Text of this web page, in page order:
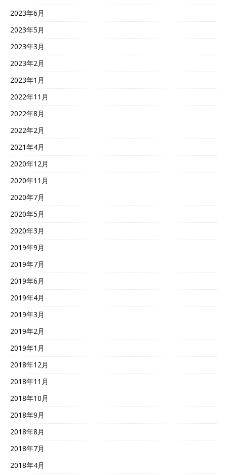
2023年6月
2023年5月
2023年3月
2023年2月
2023年1月
2022年11月
2022年8月
2022年2月
2021年4月
2020年12月
2020年11月
2020年7月
2020年5月
2020年3月
2019年9月
2019年7月
2019年6月
2019年4月
2019年3月
2019年2月
2019年1月
2018年12月
2018年11月
2018年10月
2018年9月
2018年8月
2018年7月
2018年4月